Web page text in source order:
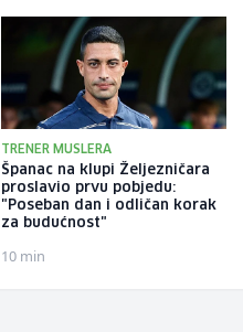
TRENER MUSLERA
Španac na klupi Željezničara
proslavio prvu pobjedu:
"Poseban dan i odličan korak
za budućnost"
10 min